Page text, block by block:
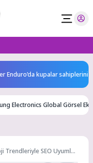
kupalar sahiplerini buldu
Electronics Global Görsel
Trendleriyle SEO Uyumlu